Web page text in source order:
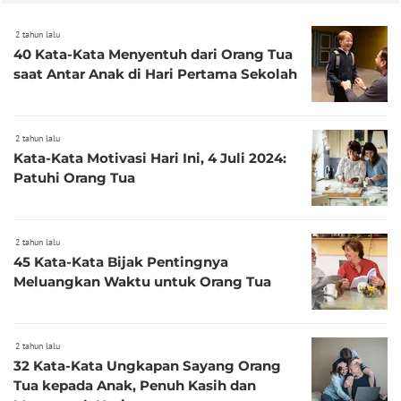
2 tahun lalu
40 Kata-Kata Menyentuh dari Orang Tua
saat Antar Anak di Hari Pertama Sekolah
2 tahun lalu
Kata-Kata Motivasi Hari Ini, 4 Juli 2024:
Patuhi Orang Tua
2 tahun lalu
45 Kata-Kata Bijak Pentingnya
Meluangkan Waktu untuk Orang Tua
2 tahun lalu
32 Kata-Kata Ungkapan Sayang Orang
Tua kepada Anak, Penuh Kasih dan